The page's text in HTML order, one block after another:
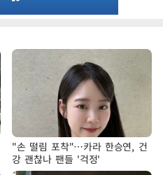
"손 떨림 포착"…카라 한승연, 건
강 괜찮나 팬들 '걱정'